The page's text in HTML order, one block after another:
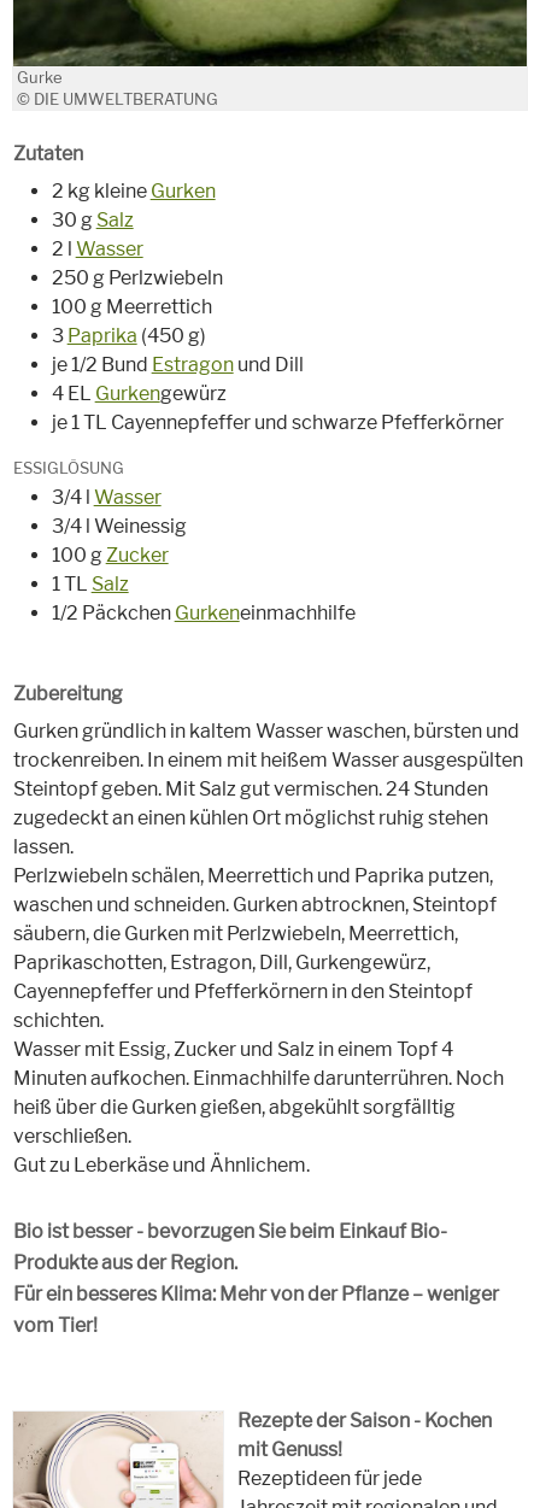
Gurke
© DIE UMWELTBERATUNG
Zutaten
2 kg kleine Gurken
30 g Salz
2 l Wasser
250 g Perlzwiebeln
100 g Meerrettich
3 Paprika (450 g)
je 1/2 Bund Estragonund Dill
4 EL Gurkengewürz
je 1 TL Cayennepfeffer und schwarze Pfefferkörner
ESSIGLÖSUNG
3/4 l Wasser
3/4 l Weinessig
100 gZucker
1 TL Salz
1/2 Päckchen Gurkeneinmachhilfe
Zubereitung
Gurken gründlich in kaltem Wasser waschen, bürsten und
trockenreiben. In einem mit heißem Wasser ausgespülten
Steintopf geben. Mit Salz gut vermischen. 24 Stunden
zugedeckt an einen kühlen Ort möglichst ruhig stehen
lassen.
Perlzwiebeln schälen, Meerrettich und Paprika putzen,
waschen und schneiden. Gurken abtrocknen, Steintopf
säubern, die Gurken mit Perlzwiebeln, Meerrettich,
Paprikaschotten, Estragon, Dill, Gurkengewürz,
Cayennepfeffer und Pfefferkörnern in den Steintopf
schichten.
Wasser mit Essig, Zucker und Salz in einem Topf 4
Minuten aufkochen. Einmachhilfe darunterrühren. Noch
heiß über die Gurken gießen, abgekühlt sorgfälltig
verschließen.
Gut zu Leberkäse und Ähnlichem.
Bio ist besser - bevorzugen Sie beim Einkauf Bio-
Produkte aus der Region.
Für ein besseres Klima: Mehr von der Pflanze – weniger
vom Tier!
Rezepte der Saison - Kochen
mit Genuss!
Rezeptideen für jede